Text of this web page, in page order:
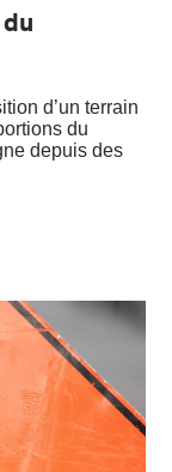
d’un terrain
du
depuis des